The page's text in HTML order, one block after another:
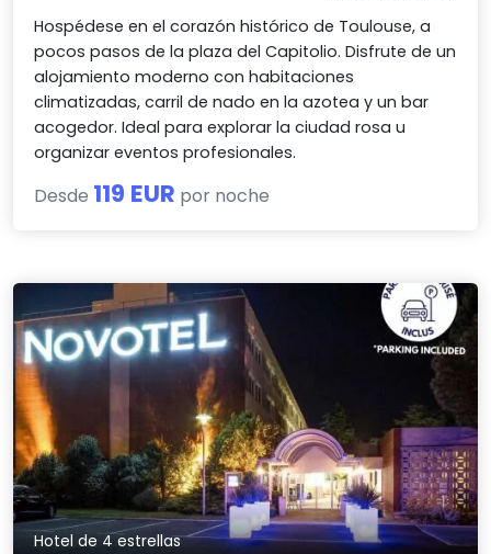
Hospédese en el corazón histórico de Toulouse, a
pocos pasos de la plaza del Capitolio. Disfrute de un
alojamiento moderno con habitaciones
climatizadas, carril de nado en la azotea y un bar
acogedor. Ideal para explorar la ciudad rosa u
organizar eventos profesionales.
Desde 119 EUR por noche
Hotel de 4 estrellas